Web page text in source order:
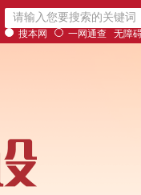
搜本网 一网通查 无障